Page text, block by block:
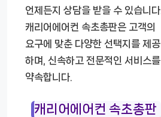
언제든지 상담을 받을 수 있습니다.
캐리어에어컨 속초총판은 고객의
요구에 맞춘 다양한 선택지를 제공
하며, 신속하고 전문적인 서비스를
약속합니다.
캐리어에어컨 속초총판